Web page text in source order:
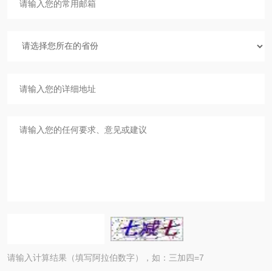
请输入计算结果（填写阿拉伯数字），如：三加四=7